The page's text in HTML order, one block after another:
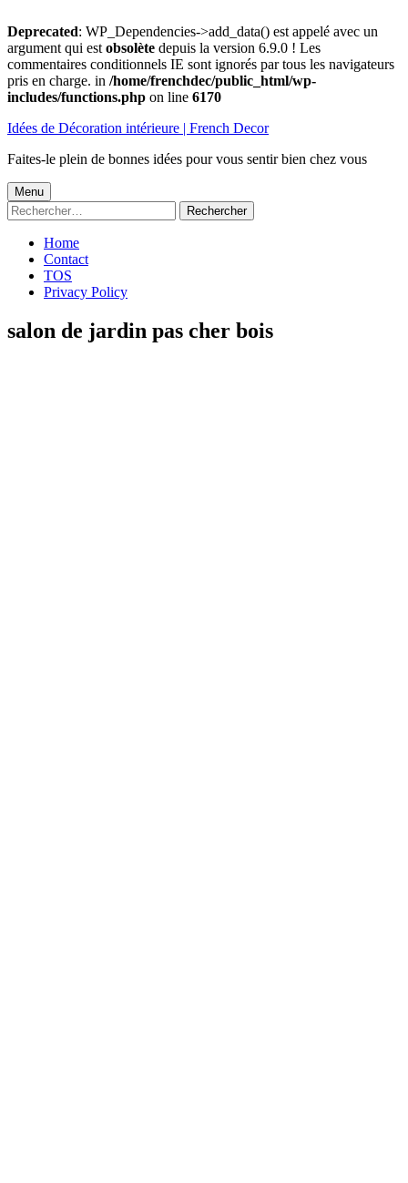
Deprecated: WP_Dependencies->add_data() est appelé avec un
argument qui est obsolète depuis la version 6.9.0 ! Les
commentaires conditionnels IE sont ignorés par tous les navigateurs
pris en charge. in /home/frenchdec/public_html/wp-
includes/functions.php on line 6170
au
Idées de Décoration intérieure | French Decor
Faites-le plein de bonnes idées pour vous sentir bien chez vous
Menu
principal
Menu
Rechercher :
Home
Contact
TOS
Privacy Policy
salon de jardin pas cher bois